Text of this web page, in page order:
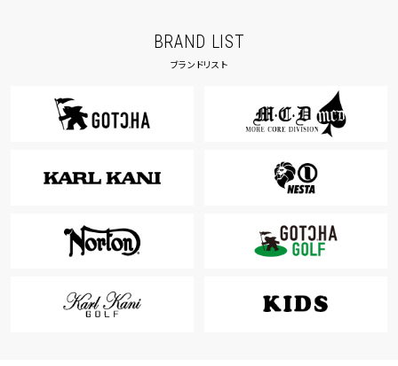
BRAND LIST
ブランドリスト